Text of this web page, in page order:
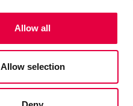
Allow all
Allow selection